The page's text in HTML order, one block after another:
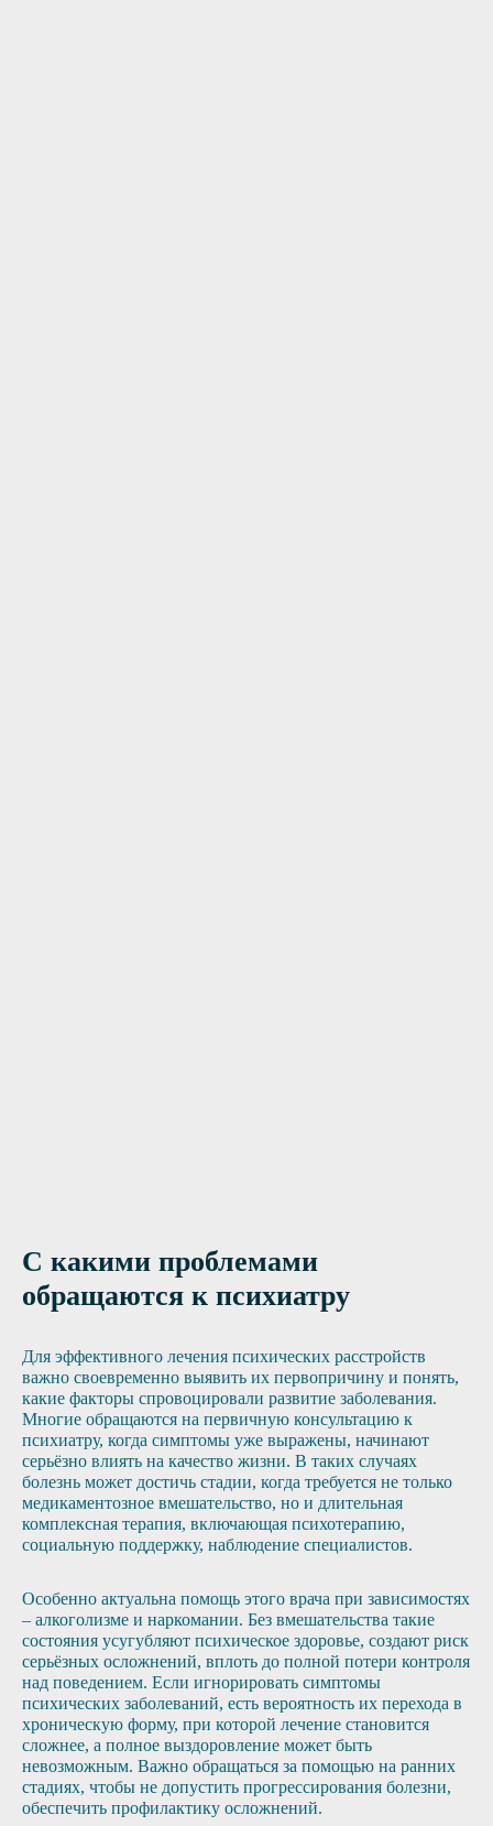
С какими проблемами
обращаются к психиатру
Для эффективного лечения психических расстройств
важно своевременно выявить их первопричину и понять,
какие факторы спровоцировали развитие заболевания.
Многие обращаются на первичную консультацию к
психиатру, когда симптомы уже выражены, начинают
серьёзно влиять на качество жизни. В таких случаях
болезнь может достичь стадии, когда требуется не только
медикаментозное вмешательство, но и длительная
комплексная терапия, включающая психотерапию,
социальную поддержку, наблюдение специалистов.
Особенно актуальна помощь этого врача при зависимостях
– алкоголизме и наркомании. Без вмешательства такие
состояния усугубляют психическое здоровье, создают риск
серьёзных осложнений, вплоть до полной потери контроля
над поведением. Если игнорировать симптомы
психических заболеваний, есть вероятность их перехода в
хроническую форму, при которой лечение становится
сложнее, а полное выздоровление может быть
невозможным. Важно обращаться за помощью на ранних
стадиях, чтобы не допустить прогрессирования болезни,
обеспечить профилактику осложнений.